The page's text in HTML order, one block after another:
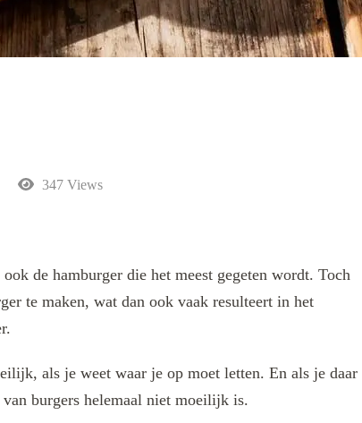
347 Views
de hamburger die het meest gegeten wordt. Toch
te maken, wat dan ook vaak resulteert in het
als je weet waar je op moet letten. En als je daar
burgers helemaal niet moeilijk is.